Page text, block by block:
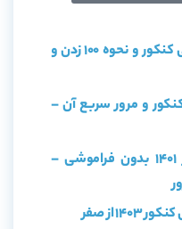
روش مطالعه دین و زندگی کنکور و نحوه 100 زدن و
و مرور سربع آن –
مرور و جمع بندی کنکور 1401 بدون فراموشی –
از صفر